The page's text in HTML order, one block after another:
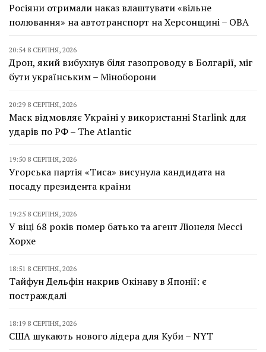
Росіяни отримали наказ влаштувати «вільне
полювання» на автотранспорт на Херсонщині – ОВА
20:54 8 СЕРПНЯ, 2026
Дрон, який вибухнув біля газопроводу в Болгарії, міг
бути українським – Міноборони
20:29 8 СЕРПНЯ, 2026
Маск відмовляє Україні у використанні Starlink для
ударів по РФ – The Atlantic
19:50 8 СЕРПНЯ, 2026
Угорська партія «Тиса» висунула кандидата на
посаду президента країни
19:25 8 СЕРПНЯ, 2026
У віці 68 років помер батько та агент Ліонеля Мессі
Хорхе
18:51 8 СЕРПНЯ, 2026
Тайфун Дельфін накрив Окінаву в Японії: є
постраждалі
18:19 8 СЕРПНЯ, 2026
США шукають нового лідера для Куби – NYT